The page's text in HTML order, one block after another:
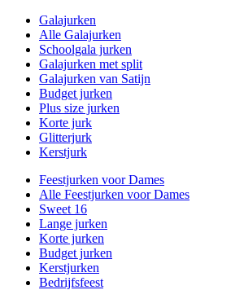
Galajurken
Alle Galajurken
Schoolgala jurken
Galajurken met split
Galajurken van Satijn
Budget jurken
Plus size jurken
Korte jurk
Glitterjurk
Kerstjurk
Feestjurken voor Dames
Alle Feestjurken voor Dames
Sweet 16
Lange jurken
Korte jurken
Budget jurken
Kerstjurken
Bedrijfsfeest